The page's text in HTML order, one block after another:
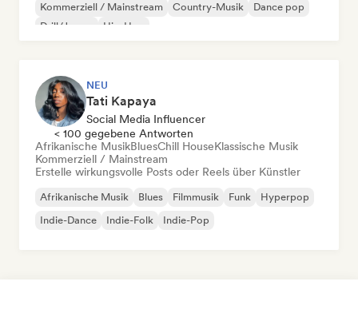
Kommerziell / Mainstream
Country-Musik
Dance pop
Drill/Jersey
Hip-Hop
NEU
Tati Kapaya
Social Media Influencer
< 100 gegebene Antworten
Afrikanische MusikBluesChill HouseKlassische Musik
Kommerziell / Mainstream
Erstelle wirkungsvolle Posts oder Reels über Künstler
Afrikanische Musik Blues Filmmusik Funk
Hyperpop
Indie-Dance
Indie-Folk Indie-Pop